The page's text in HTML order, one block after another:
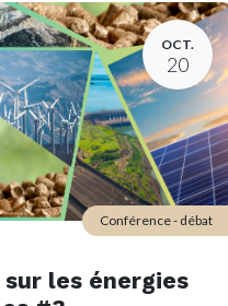
OCT.
20
les énergies
Conférence - débat